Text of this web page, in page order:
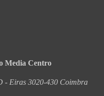
Media Centro
- Eiras 3020-430 Coimbra